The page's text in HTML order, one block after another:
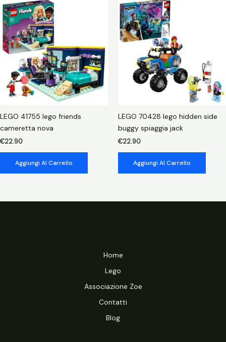
LEGO 41755 lego friends
cameretta nova
€22.90
Aggiungi Al Carrello
LEGO 70428 lego hidden side
buggy spiaggia jack
€22.90
Aggiungi Al Carrello
Home
Lego
Associazione Zoe
Contatti
Blog